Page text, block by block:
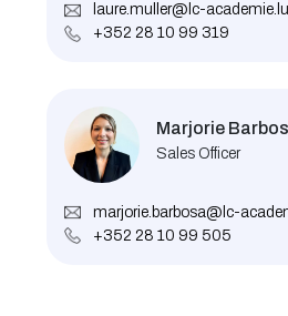
laure.muller@lc-academie.lu
+352 28 10 99 319
Marjorie
Sales Officer
marjorie.barbosa@lc-
+352 28 10 99 505